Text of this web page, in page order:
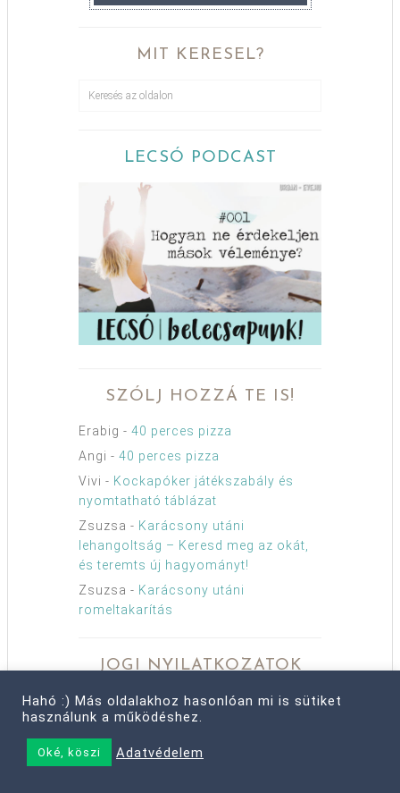
MIT KERESEL?
LECSÓ PODCAST
SZÓLJ HOZZÁ TE IS!
Erabig - 40 perces pizza
Angi - 40 perces pizza
Vivi - Kockapóker játékszabály és
nyomtatható táblázat
Zsuzsa - Karácsony utáni
lehangoltság – Keresd meg az okát,
és teremts új hagyományt!
Zsuzsa - Karácsony utáni
romeltakarítás
JOGI NYILATKOZATOK
Kérlek, a blog tartalmát ne másold, ne
jelentesd meg más online és offline
Hahó :) Más oldalakhoz hasonlóan mi is sütiket
használunk a működéshez.
Oké, köszi Adatvédelem